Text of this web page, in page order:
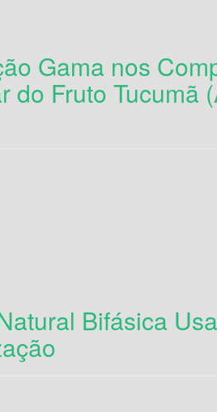
Gama nos
Fruto Tucumã
Bifásica